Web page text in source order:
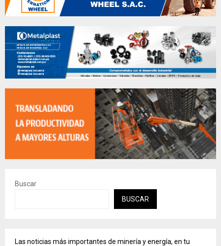
Buscar
BUSCAR
Las noticias más importantes de minería y energía, en tu